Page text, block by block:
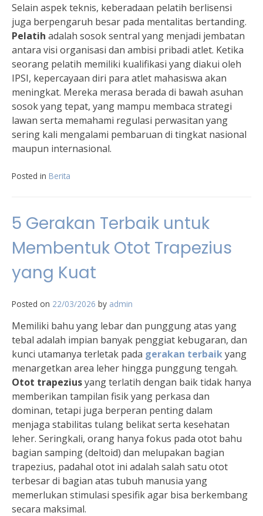
Selain aspek teknis, keberadaan pelatih berlisensi
juga berpengaruh besar pada mentalitas bertanding.
Pelatih adalah sosok sentral yang menjadi jembatan
antara visi organisasi dan ambisi pribadi atlet. Ketika
seorang pelatih memiliki kualifikasi yang diakui oleh
IPSI, kepercayaan diri para atlet mahasiswa akan
meningkat. Mereka merasa berada di bawah asuhan
sosok yang tepat, yang mampu membaca strategi
lawan serta memahami regulasi perwasitan yang
sering kali mengalami pembaruan di tingkat nasional
maupun internasional.
Posted in Berita
5 Gerakan Terbaik untuk
Membentuk Otot Trapezius
yang Kuat
Posted on 22/03/2026 by admin
Memiliki bahu yang lebar dan punggung atas yang
tebal adalah impian banyak penggiat kebugaran, dan
kunci utamanya terletak pada gerakan terbaikyang
menargetkan area leher hingga punggung tengah.
Otot trapeziusyang terlatih dengan baik tidak hanya
memberikan tampilan fisik yang perkasa dan
dominan, tetapi juga berperan penting dalam
menjaga stabilitas tulang belikat serta kesehatan
leher. Seringkali, orang hanya fokus pada otot bahu
bagian samping (deltoid) dan melupakan bagian
trapezius, padahal otot ini adalah salah satu otot
terbesar di bagian atas tubuh manusia yang
memerlukan stimulasi spesifik agar bisa berkembang
secara maksimal.